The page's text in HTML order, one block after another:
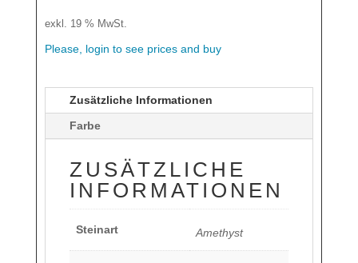
exkl. 19 % MwSt.
Please, login to see prices and buy
Zusätzliche Informationen
Farbe
ZUSÄTZLICHE
INFORMATIONEN
Steinart Amethyst